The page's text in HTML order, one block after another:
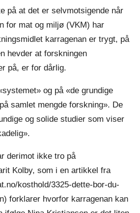
på at det er selvmotsigende når
for mat og miljø (VKM) har
karragenan er trygt, på
hevder at forskningen
på, er for dårlig.
og på «de grundige
samlet mengde forskning». De
og solide studier som viser
derimot ikke tro på
Kolby, som i en artikkel fra
kosthold/3325-dette-bor-du-
forklarer hvorfor karragenan kan